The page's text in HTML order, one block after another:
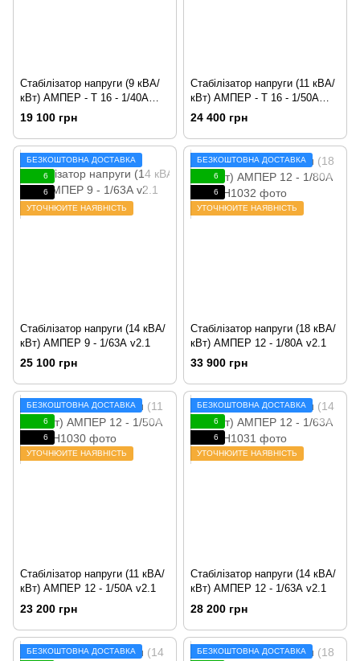
Стабілізатор напруги (9 кВА/
кВт) АМПЕР - Т 16 - 1/40А
v2.1
19 100 грн
Стабілізатор напруги (11 кВА/
кВт) АМПЕР - Т 16 - 1/50А
v2.1
24 400 грн
БЕЗКОШТОВНА ДОСТАВКА
6
6
УТОЧНЮЙТЕ НАЯВНІСТЬ
Стабілізатор напруги (14 кВА/
кВт) АМПЕР 9 - 1/63А v2.1
25 100 грн
БЕЗКОШТОВНА ДОСТАВКА
6
6
УТОЧНЮЙТЕ НАЯВНІСТЬ
Стабілізатор напруги (18 кВА/
кВт) АМПЕР 12 - 1/80А v2.1
33 900 грн
БЕЗКОШТОВНА ДОСТАВКА
6
6
УТОЧНЮЙТЕ НАЯВНІСТЬ
Стабілізатор напруги (11 кВА/
кВт) АМПЕР 12 - 1/50А v2.1
23 200 грн
БЕЗКОШТОВНА ДОСТАВКА
6
6
УТОЧНЮЙТЕ НАЯВНІСТЬ
Стабілізатор напруги (14 кВА/
кВт) АМПЕР 12 - 1/63А v2.1
28 200 грн
БЕЗКОШТОВНА ДОСТАВКА
БЕЗКОШТОВНА ДОСТАВКА